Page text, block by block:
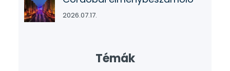
2026.07.17.
Témák